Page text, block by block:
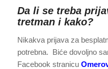
Da li se treba
tretman i kako?
Nikakva prijava za
potrebna. Biće dovoljno
Facebook stranicu